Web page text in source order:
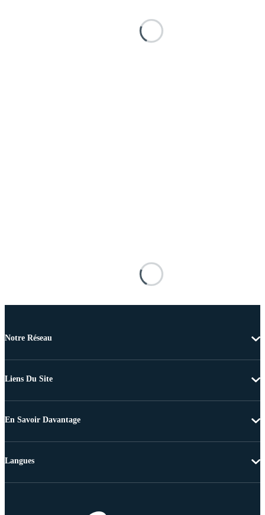
Notre Réseau
Liens Du Site
En Savoir Davantage
Langues